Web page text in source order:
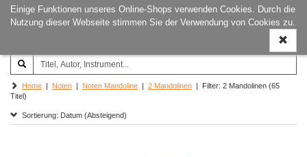
Einige Funktionen unseres Online-Shops verwenden Cookies. Durch die
Nutzung dieser Webseite stimmen Sie der Verwendung von Cookies zu.
ein-/
Joachim‐Trekel‐Musikverlag,
Hamburg
Home | Noten | Noten Mandoline | 2 Mandolinen | Filter: 2 Mandolinen (65
Titel)
Sortierung: Datum (Absteigend)